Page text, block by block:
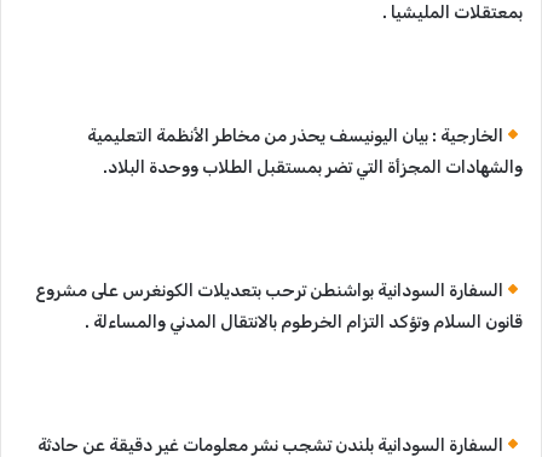
بمعتقلات المليشيا .
الخارجية : بيان اليونيسف يحذر من مخاطر الأنظمة التعليمية
والشهادات المجزأة التي تضر بمستقبل الطلاب ووحدة البلاد.
السفارة السودانية بواشنطن ترحب بتعديلات الكونغرس على مشروع
قانون السلام وتؤكد التزام الخرطوم بالانتقال المدني والمساءلة .
السفارة السودانية بلندن تشجب نشر معلومات غير دقيقة عن حادثة